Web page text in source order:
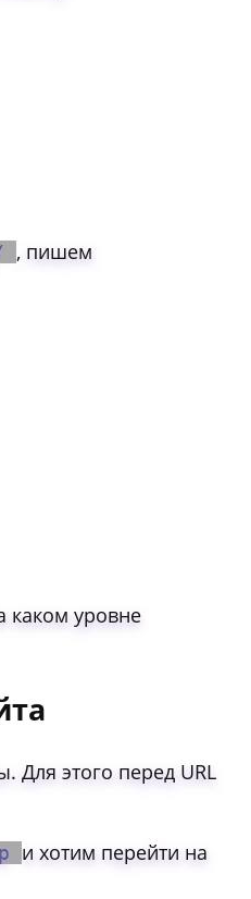
, пишем
каком уровне
Для этого перед URL
и хотим перейти на